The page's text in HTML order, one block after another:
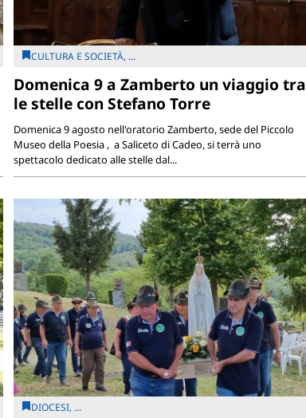
CULTURA E SOCIETÀ, ...
Domenica 9 a Zamberto un viaggio tra
le stelle con Stefano Torre
Domenica 9 agosto nell'oratorio Zamberto, sede del Piccolo
Museo della Poesia , a Saliceto di Cadeo, si terrà uno
spettacolo dedicato alle stelle dal...
DIOCESI, ...